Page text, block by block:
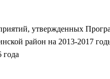
утвержденных
район на 2013-2017
года